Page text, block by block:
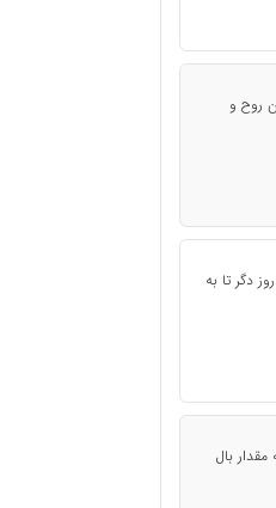
روح و
دگر تا به
بال